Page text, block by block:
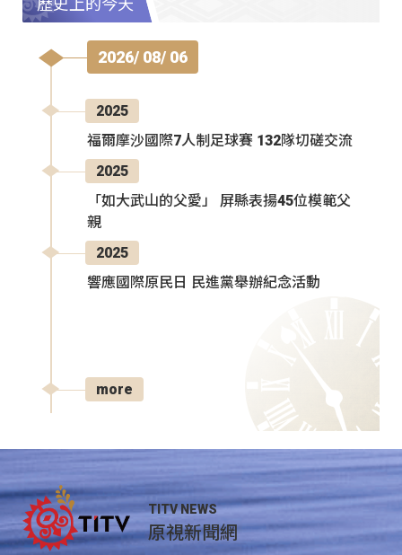
2026/ 08/ 06
2025
福爾摩沙國際7人制足球賽 132隊切磋交流
2025
「如大武山的父愛」 屏縣表揚45位模範父
親
2025
響應國際原民日 民進黨舉辦紀念活動
more
TITV NEWS
原視新聞網